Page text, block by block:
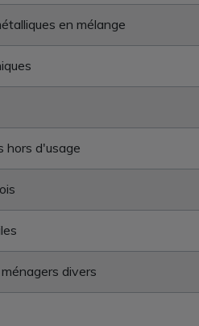
en mélange
hors d'usage
divers